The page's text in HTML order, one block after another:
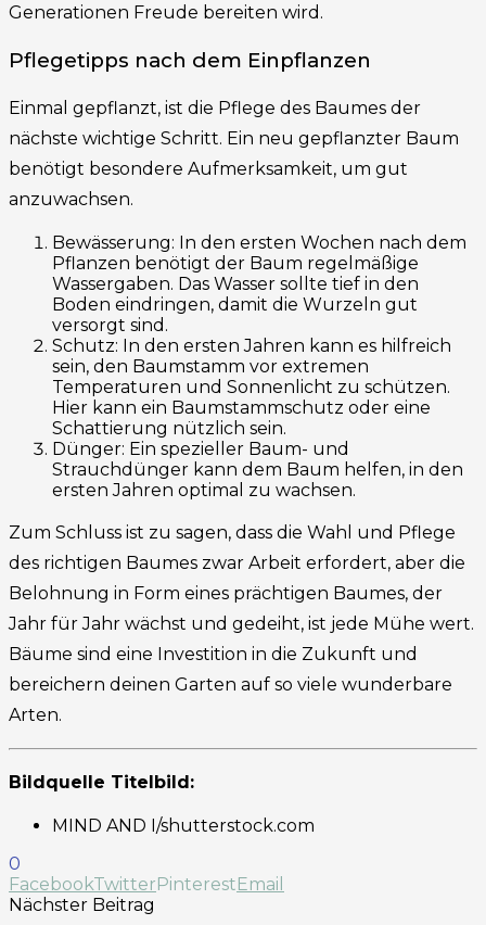
Generationen Freude bereiten wird.
Pflegetipps nach dem Einpflanzen
Einmal gepflanzt, ist die Pflege des Baumes der
nächste wichtige Schritt. Ein neu gepflanzter Baum
benötigt besondere Aufmerksamkeit, um gut
anzuwachsen.
Bewässerung: In den ersten Wochen nach dem
Pflanzen benötigt der Baum regelmäßige
Wassergaben. Das Wasser sollte tief in den
Boden eindringen, damit die Wurzeln gut
versorgt sind.
Schutz: In den ersten Jahren kann es hilfreich
sein, den Baumstamm vor extremen
Temperaturen und Sonnenlicht zu schützen.
Hier kann ein Baumstammschutz oder eine
Schattierung nützlich sein.
Dünger: Ein spezieller Baum- und
Strauchdünger kann dem Baum helfen, in den
ersten Jahren optimal zu wachsen.
Zum Schluss ist zu sagen, dass die Wahl und Pflege
des richtigen Baumes zwar Arbeit erfordert, aber die
Belohnung in Form eines prächtigen Baumes, der
Jahr für Jahr wächst und gedeiht, ist jede Mühe wert.
Bäume sind eine Investition in die Zukunft und
bereichern deinen Garten auf so viele wunderbare
Arten.
Bildquelle Titelbild:
MIND AND I/shutterstock.com
0
FacebookTwitterPinterestEmail
Nächster Beitrag